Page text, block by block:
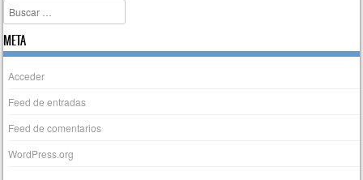
Buscar
META
Acceder
Feed de entradas
Feed de comentarios
WordPress.org